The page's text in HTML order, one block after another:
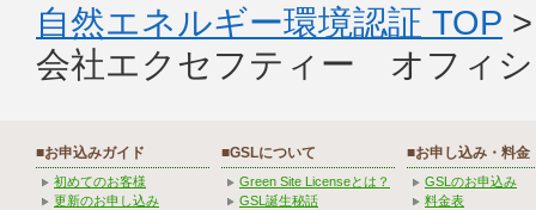
自然エネルギー環境認証 TOP
会社エクセフティー オフィ
■お申込みガイド
初めてのお客様
更新のお申し込み
■GSLについて
Green Site Licenseとは？
GSL誕生秘話
■お申し込み・料金
GSLのお申込み
料金表